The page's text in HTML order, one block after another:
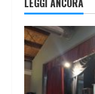
LEGGI ANCORA